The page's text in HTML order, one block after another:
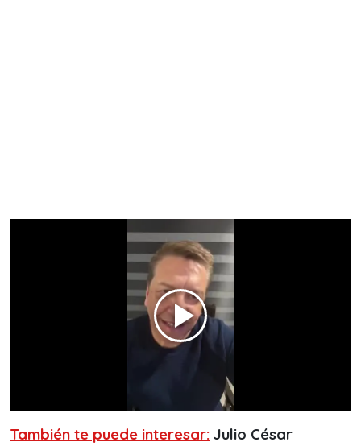
También te puede interesar: Julio César